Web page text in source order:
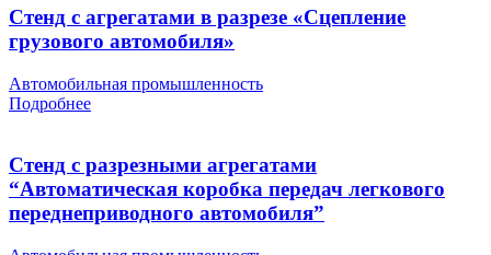
Стенд с агрегатами в разрезе «Сцепление
грузового автомобиля»
Автомобильная промышленность
Подробнее
Стенд с разрезными агрегатами
“Автоматическая коробка передач легкового
переднеприводного автомобиля”